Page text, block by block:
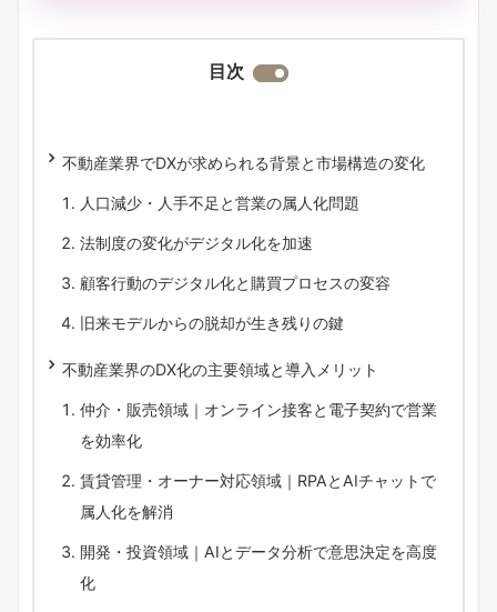
目次
不動産業界でDXが求められる背景と市場構造の変化
人口減少・人手不足と営業の属人化問題
法制度の変化がデジタル化を加速
顧客行動のデジタル化と購買プロセスの変容
旧来モデルからの脱却が生き残りの鍵
不動産業界のDX化の主要領域と導入メリット
仲介・販売領域｜オンライン接客と電子契約で営業
を効率化
賃貸管理・オーナー対応領域｜RPAとAIチャットで
属人化を解消
開発・投資領域｜AIとデータ分析で意思決定を高度
化